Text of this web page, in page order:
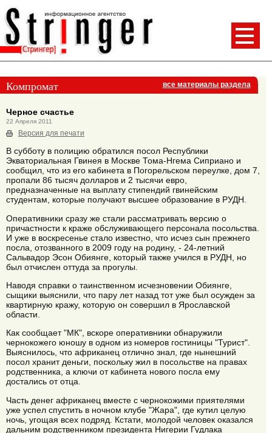
Компромат все материалы раздела
Черное счастье
22 Апреля 2011
Версия для печати
В субботу в полицию обратился посол Республики
Экваториальная Гвинея в Москве Тома-Нгема Сиприано и
сообщил, что из его кабинета в Погорельском переулке, дом 7,
пропали 86 тысяч долларов и 2 тысячи евро,
предназначенные на выплату стипендий гвинейским
студентам, которые получают высшее образование в РУДН.
Оперативники сразу же стали рассматривать версию о
причастности к краже обслуживающего персонала посольства.
И уже в воскресенье стало известно, что исчез сын прежнего
посла, отозванного в 2009 году на родину, - 24-летний
Сальвадор Эсон Обиянге, который также учился в РУДН, но
был отчислен оттуда за прогулы.
Наводя справки о таинственном исчезновении Обиянге,
сыщики выяснили, что пару лет назад тот уже был осужден за
квартирную кражу, которую он совершил в Ярославской
области.
Как сообщает "МК", вскоре оперативники обнаружили
чернокожего юношу в одном из номеров гостиницы "Турист".
Выяснилось, что африканец отлично знал, где нынешний
посол хранит деньги, поскольку жил в посольстве на правах
родственника, а ключи от кабинета нового посла ему
достались от отца.
Часть денег африканец вместе с чернокожими приятелями
уже успел спустить в ночном клубе "Жара", где кутил целую
ночь, угощая всех подряд. Кстати, молодой человек оказался
дальним родственником президента Нигерии Гудлака